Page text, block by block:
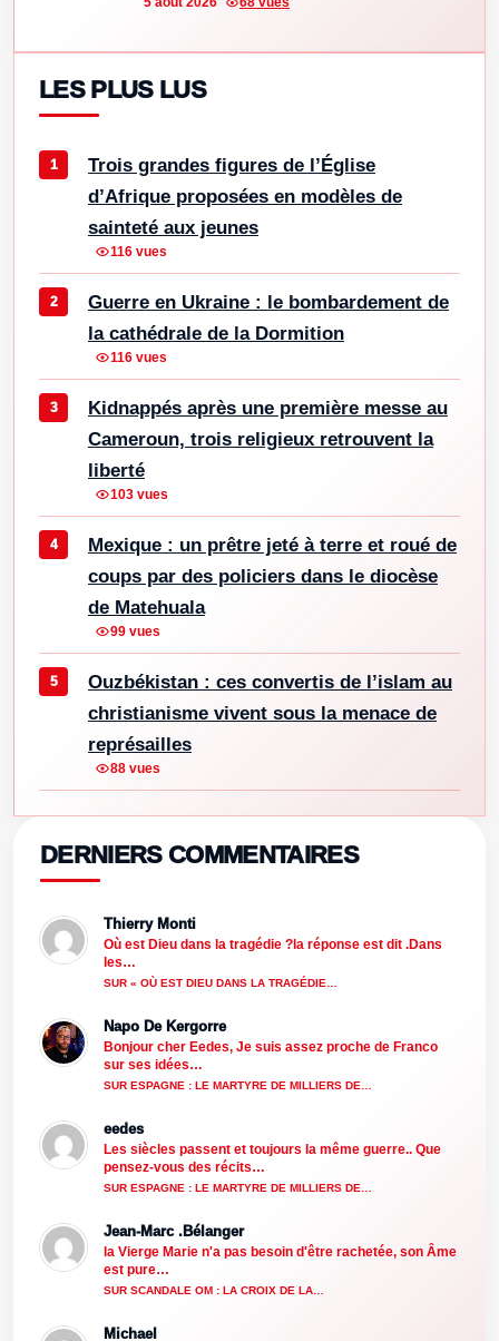
LES PLUS LUS
Trois grandes figures de l’Église
d’Afrique proposées en modèles de
sainteté aux jeunes
116 vues
Guerre en Ukraine : le bombardement de
la cathédrale de la Dormition
116 vues
Kidnappés après une première messe au
Cameroun, trois religieux retrouvent la
liberté
103 vues
Mexique : un prêtre jeté à terre et roué de
coups par des policiers dans le diocèse
de Matehuala
99 vues
Ouzbékistan : ces convertis de l’islam au
christianisme vivent sous la menace de
représailles
88 vues
DERNIERS COMMENTAIRES
Thierry Monti
Où est Dieu dans la tragédie ?la réponse est dit .Dans
les…
SUR « OÙ EST DIEU DANS LA TRAGÉDIE…
Napo De Kergorre
Bonjour cher Eedes, Je suis assez proche de Franco
sur ses idées…
SUR ESPAGNE : LE MARTYRE DE MILLIERS DE…
eedes
Les siècles passent et toujours la même guerre.. Que
pensez-vous des récits…
SUR ESPAGNE : LE MARTYRE DE MILLIERS DE…
Jean-Marc .Bélanger
la Vierge Marie n'a pas besoin d'être rachetée, son Âme
est pure…
SUR SCANDALE OM : LA CROIX DE LA…
Michael